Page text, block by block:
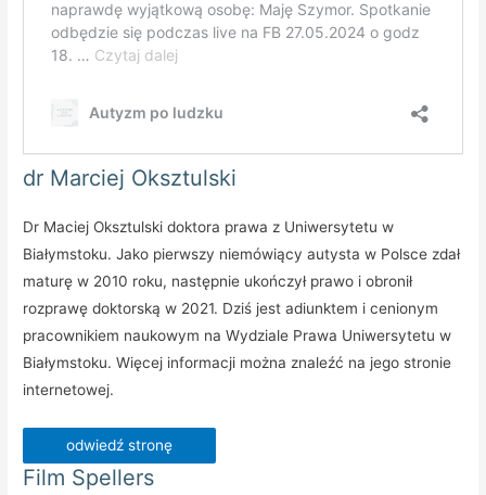
dr Marciej Oksztulski
Dr Maciej Oksztulski doktora prawa z Uniwersytetu w
Białymstoku. Jako pierwszy niemówiący autysta w Polsce zdał
maturę w 2010 roku, następnie ukończył prawo i obronił
rozprawę doktorską w 2021. Dziś jest adiunktem i cenionym
pracownikiem naukowym na Wydziale Prawa Uniwersytetu w
Białymstoku. Więcej informacji można znaleźć na jego stronie
internetowej.
odwiedź stronę
Film Spellers